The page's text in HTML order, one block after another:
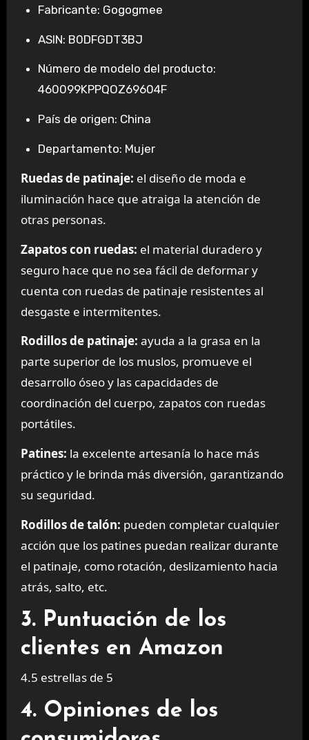
Fabricante: Gogogmee
ASIN: B0DFGDT3BJ
Número de modelo del producto:
460099KPPQOZ69604F
País de origen: China
Departamento: Mujer
Ruedas de patinaje: el diseño de moda e
iluminación hace que atraiga la atención de
otras personas.
Zapatos con ruedas: el material duradero y
seguro hace que no sea fácil de deformar y
cuenta con ruedas de patinaje resistentes al
desgaste e intermitentes.
Rodillos de patinaje: ayuda a la grasa en la
parte superior de los muslos, promueve el
desarrollo óseo y las capacidades de
coordinación del cuerpo, zapatos con ruedas
portátiles.
Patines: la excelente artesanía lo hace más
práctico y le brinda más diversión, garantizando
su seguridad.
Rodillos de talón: pueden completar cualquier
acción que los patines puedan realizar durante
el patinaje, como rotación, deslizamiento hacia
atrás, salto, etc.
3. Puntuación de los
clientes en Amazon
4.5 estrellas de 5
4. Opiniones de los